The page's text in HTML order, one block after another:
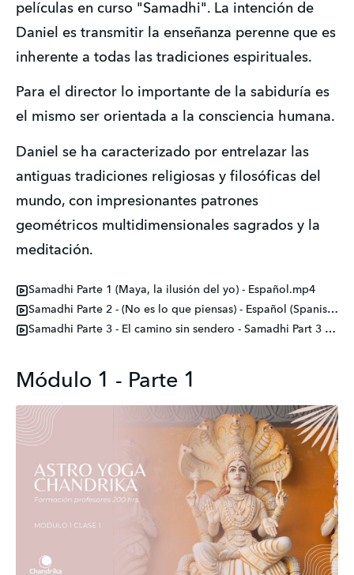
películas en curso "Samadhi". La intención de
Daniel es transmitir la enseñanza perenne que es
inherente a todas las tradiciones espirituales.
Para el director lo importante de la sabiduría es
el mismo ser orientada a la consciencia humana.
Daniel se ha caracterizado por entrelazar las
antiguas tradiciones religiosas y filosóficas del
mundo, con impresionantes patrones
geométricos multidimensionales sagrados y la
meditación.
Samadhi Parte 1 (Maya, la ilusión del yo) - Español.mp4
Samadhi Parte 2 - (No es lo que piensas) - Español (Spanish).mp4
Samadhi Parte 3 - El camino sin sendero - Samadhi Part 3 (Spanish).mp4
Módulo 1 - Parte 1